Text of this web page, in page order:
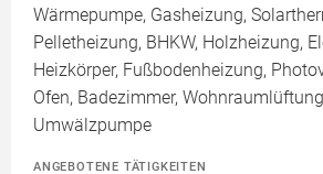
Wärmepumpe, Gasheizung,
Pelletheizung, BHKW, Holzheizung,
Heizkörper, Fußbodenheizung,
Ofen, Badezimmer,
Umwälzpumpe
ANGEBOTENE TÄTIGKEITEN